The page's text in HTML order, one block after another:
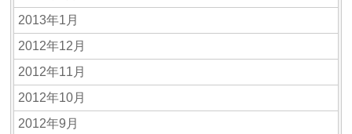
2013年1月
2012年12月
2012年11月
2012年10月
2012年9月